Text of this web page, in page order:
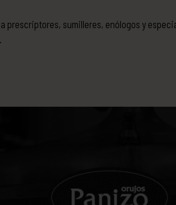
a prescriptores, sumilleres, enólogos y